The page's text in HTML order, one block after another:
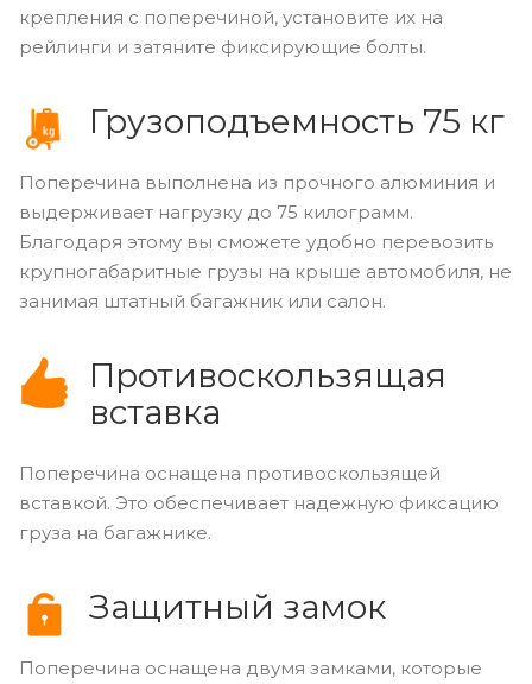
крепления с поперечиной, установите их на
рейлинги и затяните фиксирующие болты.
Грузоподъемность 75 кг
Поперечина выполнена из прочного алюминия и
выдерживает нагрузку до 75 килограмм.
Благодаря этому вы сможете удобно перевозить
крупногабаритные грузы на крыше автомобиля, не
занимая штатный багажник или салон.
Противоскользящая
вставка
Поперечина оснащена противоскользящей
вставкой. Это обеспечивает надежную фиксацию
груза на багажнике.
Защитный замок
Поперечина оснащена двумя замками, которые